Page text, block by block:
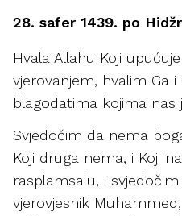
28. safer 1439. po
Hvala Allahu Koji
vjerovanjem, hvalim Ga
blagodatima kojima nas
Svjedočim da nema
Koji druga nema, i Koji
rasplamsalu, i
vjerovjesnik